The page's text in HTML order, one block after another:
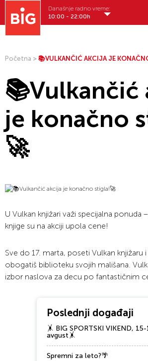
Današnje radno vreme:
10:00 - 22:00h
Početna > 📚VULKANČIĆ AKCIJA JE
📚Vulkančić
je konačno
🚀
U Vulkan knjižari važi specijalna ponuda
knjige su na akciji upola cene!
Sve do 17. marta, poseti Vulkan knjižaru
obogatiš biblioteku svojih mališana.
izbor naslova za decu po fantastičnim
Poslednji događaji
🤸 BIG SPORTSKI VIKEND,
avgust🤸
Spremni za leto?🌴